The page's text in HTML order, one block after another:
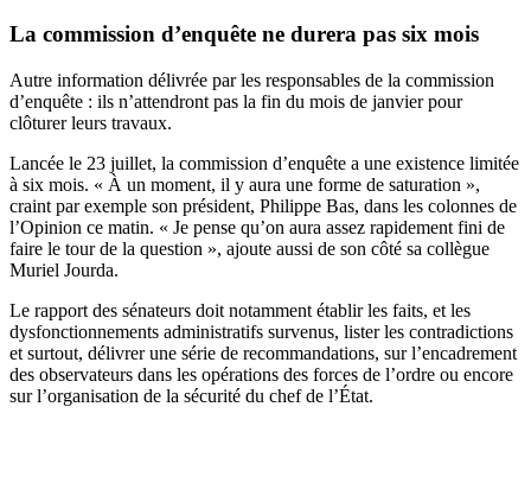
La commission d’enquête ne durera pas six mois
Autre information délivrée par les responsables de la commission
d’enquête : ils n’attendront pas la fin du mois de janvier pour
clôturer leurs travaux.
Lancée le 23 juillet, la commission d’enquête a une existence limitée
à six mois. « À un moment, il y aura une forme de saturation »,
craint par exemple son président, Philippe Bas, dans les colonnes de
l’Opinion ce matin. « Je pense qu’on aura assez rapidement fini de
faire le tour de la question », ajoute aussi de son côté sa collègue
Muriel Jourda.
Le rapport des sénateurs doit notamment établir les faits, et les
dysfonctionnements administratifs survenus, lister les contradictions
et surtout, délivrer une série de recommandations, sur l’encadrement
des observateurs dans les opérations des forces de l’ordre ou encore
sur l’organisation de la sécurité du chef de l’État.